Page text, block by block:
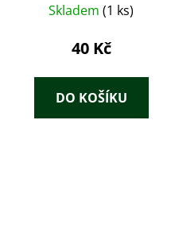
Skladem (1 ks)
40 Kč
DO KOŠÍKU